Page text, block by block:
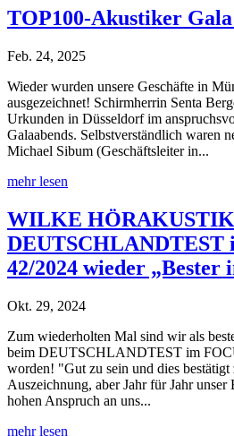
TOP100-Akustiker
Feb. 24, 2025
Wieder wurden unsere Geschäfte in
ausgezeichnet! Schirmherrin Senta
Urkunden in Düsseldorf im
Galaabends. Selbstverständlich waren
Michael Sibum (Geschäftsleiter in...
mehr lesen
WILKE
DEUTSCHLANDTEST
42/2024 wieder „Bester
Okt. 29, 2024
Zum wiederholten Mal sind wir als
beim DEUTSCHLANDTEST im
worden! "Gut zu sein und dies bestätigt
Auszeichnung, aber Jahr für Jahr unser
hohen Anspruch an uns...
mehr lesen